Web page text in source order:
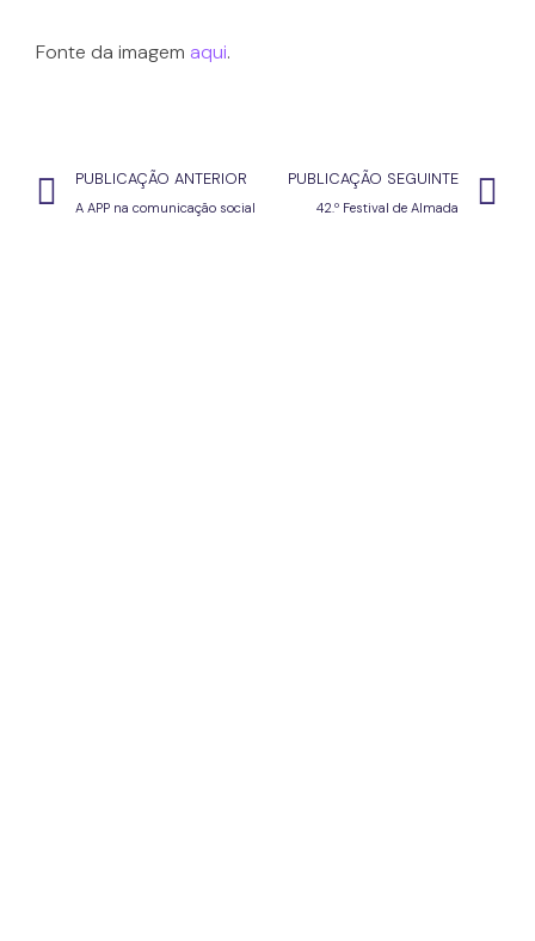
Fonte da imagem aqui.
PUBLICAÇÃO ANTERIOR
A APP na comunicação social
PUBLICAÇÃO SEGUINTE
42.º Festival de Almada